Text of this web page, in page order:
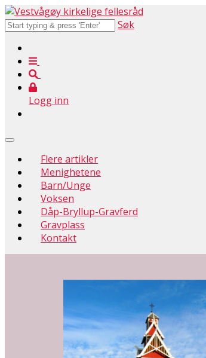
Søk
Logg inn
Flere artikler
Menighetene
Barn/Unge
Voksen
Dåp-Bryllup-Gravferd
Gravplass
Kontakt